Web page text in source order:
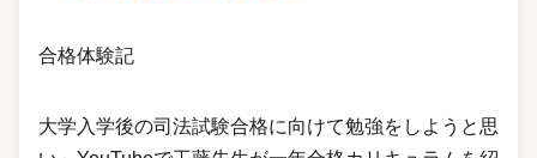
合格体験記
大学入学後の司法試験合格に向けて勉強をしようと思